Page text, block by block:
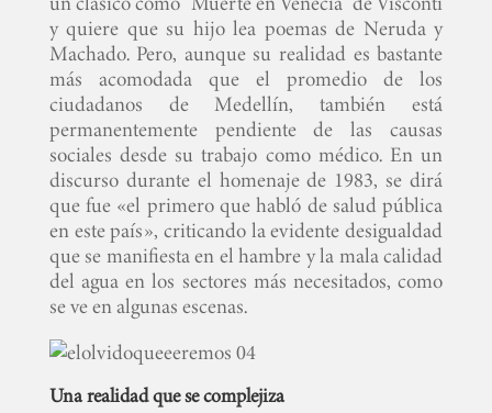
y quiere que su hijo lea poemas de Neruda y
Machado. Pero, aunque su realidad es bastante
más acomodada que el promedio de los
ciudadanos de Medellín, también está
permanentemente pendiente de las causas
sociales desde su trabajo como médico. En un
discurso durante el homenaje de 1983, se dirá
que fue «el primero que habló de salud pública
en este país», criticando la evidente desigualdad
que se manifiesta en el hambre y la mala calidad
del agua en los sectores más necesitados, como
se ve en algunas escenas.
Una realidad que se complejiza